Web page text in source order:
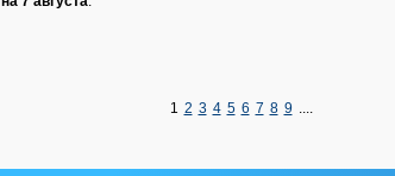
1 2 3 4 5 6 7 8 9 ....